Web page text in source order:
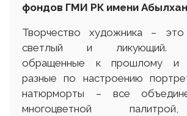
фондов ГМИ РК имени
Творчество художника –
светлый и ликующий.
обращенные к прошлому и
разные по настроению
натюрморты – все
многоцветной